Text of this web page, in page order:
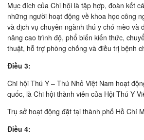
Mục đích của Chi hội là tập hợp, đoàn kết
những người hoạt động về khoa học công
và dịch vụ chuyên ngành thú y chó mèo và
nâng cao trình độ, phổ biến kiến thức,
thuật, hỗ trợ phòng chống và điều trị bệnh
Ðiều 3:
Chi hội Thú Y – Thú Nhỏ Việt Nam hoạt
quốc, là Chi hội thành viên của Hội Thú Y
Trụ sở hoạt động đặt tại thành phố Hồ Chí
Ðiều 4: